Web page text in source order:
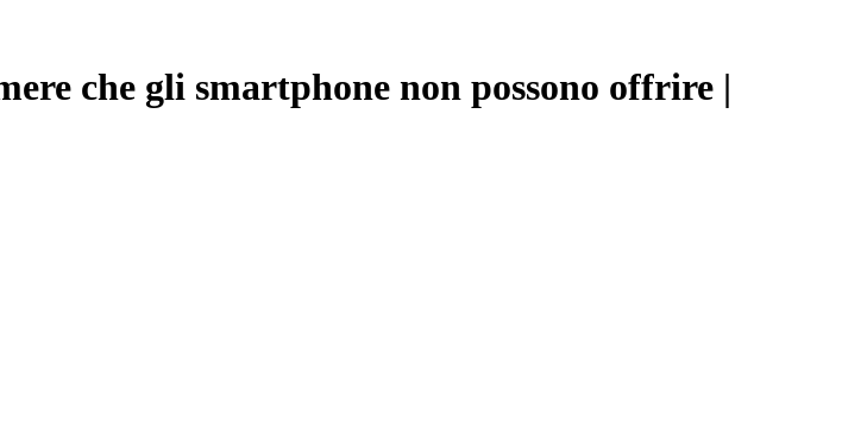
che gli smartphone non possono offrire |